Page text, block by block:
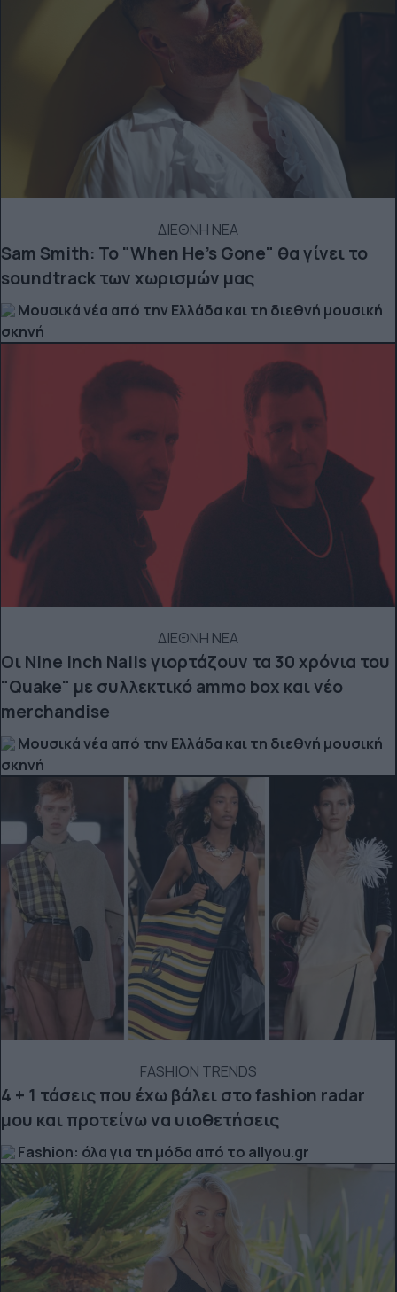
ΔΙΕΘΝΗ ΝΕΑ
Sam Smith: Το "When He’s Gone" θα γίνει το
soundtrack των χωρισμών μας
Μουσικά νέα από την Ελλάδα και τη διεθνή μουσική
σκηνή
ΔΙΕΘΝΗ ΝΕΑ
Οι Nine Inch Nails γιορτάζουν τα 30 χρόνια του
"Quake" με συλλεκτικό ammo box και νέο
merchandise
Μουσικά νέα από την Ελλάδα και τη διεθνή μουσική
σκηνή
FASHION TRENDS
4 + 1 τάσεις που έχω βάλει στο fashion radar
μου και προτείνω να υιοθετήσεις
Fashion: όλα για τη μόδα από το allyou.gr